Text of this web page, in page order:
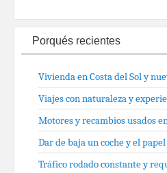
Porqués recientes
Vivienda en Costa del Sol y
Viajes con naturaleza y
Motores y recambios usados
Dar de baja un coche y el
Tráfico rodado constante y